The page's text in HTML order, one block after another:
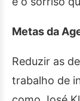
Metas da
Reduzir as
trabalho de